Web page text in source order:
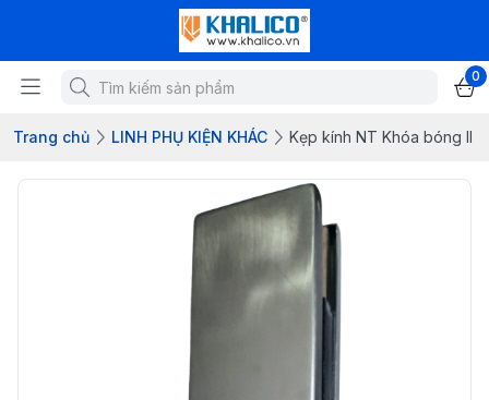
0
Trang chủ LINH PHỤ KIỆN KHÁC Kẹp kính NT Khóa bóng II